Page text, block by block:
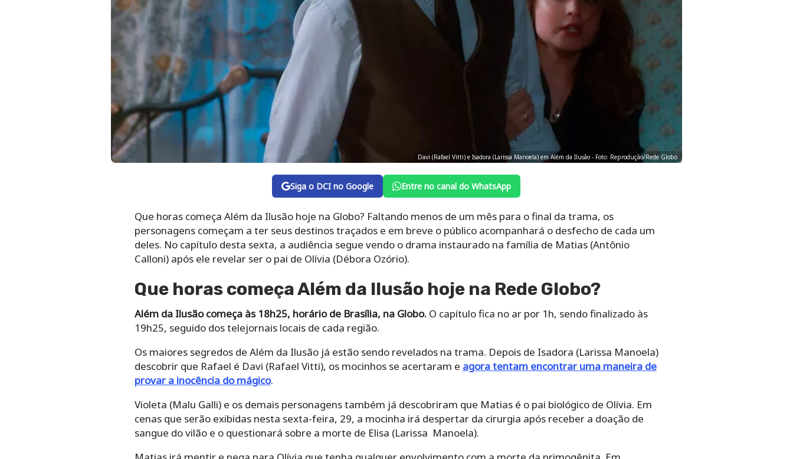
Davi (Rafael Vitti) e Isadora (Larissa Manoela) em Além da Ilusão - Foto: Reprodução/Rede Globo
Siga o DCI no Google Entre no canal do WhatsApp
Que horas começa Além da Ilusão hoje na Globo? Faltando menos de um mês para o final da trama, os
personagens começam a ter seus destinos traçados e em breve o público acompanhará o desfecho de cada um
deles. No capítulo desta sexta, a audiência segue vendo o drama instaurado na família de Matias (Antônio
Calloni) após ele revelar ser o pai de Olívia (Débora Ozório).
Que horas começa Além da Ilusão hoje na Rede Globo?
Além da Ilusão começa às 18h25, horário de Brasília, na Globo.O capítulo fica no ar por 1h, sendo finalizado às
19h25, seguido dos telejornais locais de cada região.
Os maiores segredos de Além da Ilusão já estão sendo revelados na trama. Depois de Isadora (Larissa Manoela)
descobrir que Rafael é Davi (Rafael Vitti), os mocinhos se acertaram e agora tentam encontrar uma maneira de
provar a inocência do mágico.
Violeta (Malu Galli) e os demais personagens também já descobriram que Matias é o pai biológico de Olívia. Em
cenas que serão exibidas nesta sexta-feira, 29, a mocinha irá despertar da cirurgia após receber a doação de
sangue do vilão e o questionará sobre a morte de Elisa (Larissa Manoela).